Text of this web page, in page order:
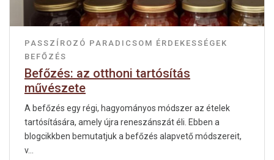
PASSZÍROZÓ PARADICSOM ÉRDEKESSÉGEK
BEFŐZÉS
Befőzés: az otthoni tartósítás
művészete
A befőzés egy régi, hagyományos módszer az ételek
tartósítására, amely újra reneszánszát éli. Ebben a
blogcikkben bemutatjuk a befőzés alapvető módszereit,
v...